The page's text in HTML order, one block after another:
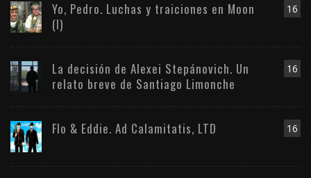
16
Yo, Pedro. Luchas y traiciones en Moon
(I)
16
La decisión de Alexei Stepánovich. Un
relato breve de Santiago Limonche
16
Flo & Eddie. Ad Calamitatis, LTD